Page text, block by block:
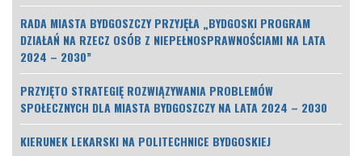
RADA MIASTA BYDGOSZCZY PRZYJĘŁA „BYDGOSKI PROGRAM
DZIAŁAŃ NA RZECZ OSÓB Z NIEPEŁNOSPRAWNOŚCIAMI NA LATA
2024 – 2030”
PRZYJĘTO STRATEGIĘ ROZWIĄZYWANIA PROBLEMÓW
SPOŁECZNYCH DLA MIASTA BYDGOSZCZY NA LATA 2024 – 2030
KIERUNEK LEKARSKI NA POLITECHNICE BYDGOSKIEJ